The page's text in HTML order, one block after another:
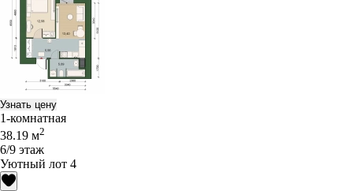
Узнать цену
1-комнатная
38.19 м2
6/9 этаж
Уютный лот 4